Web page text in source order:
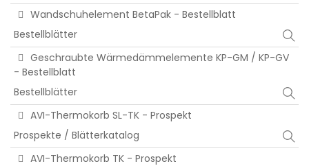
Wandschuhelement BetaPak - Bestellblatt
Bestellblätter
Geschraubte Wärmedämmelemente KP-GM / KP-GV
- Bestellblatt
Bestellblätter
AVI-Thermokorb SL-TK - Prospekt
Prospekte / Blätterkatalog
AVI-Thermokorb TK - Prospekt